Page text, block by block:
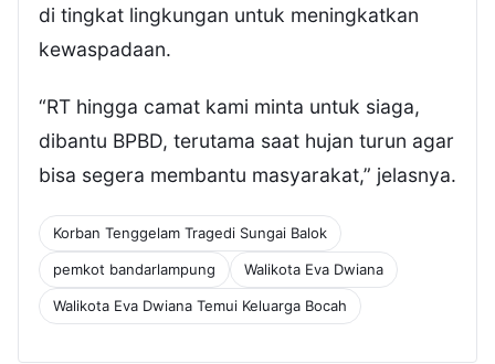
di tingkat lingkungan untuk meningkatkan
kewaspadaan.
“RT hingga camat kami minta untuk siaga,
dibantu BPBD, terutama saat hujan turun agar
bisa segera membantu masyarakat,” jelasnya.
Korban Tenggelam Tragedi Sungai Balok
pemkot bandarlampung Walikota Eva Dwiana
Walikota Eva Dwiana Temui Keluarga Bocah